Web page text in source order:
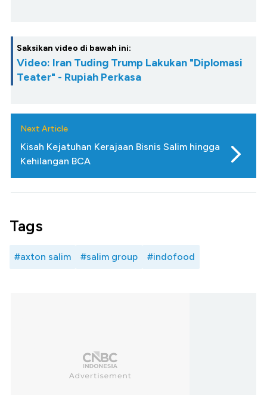
Saksikan video di bawah ini:
Video: Iran Tuding Trump Lakukan "Diplomasi
Teater" - Rupiah Perkasa
Next Article
Kisah Kejatuhan Kerajaan Bisnis Salim hingga
Kehilangan BCA
Tags
#axton salim #salim group #indofood